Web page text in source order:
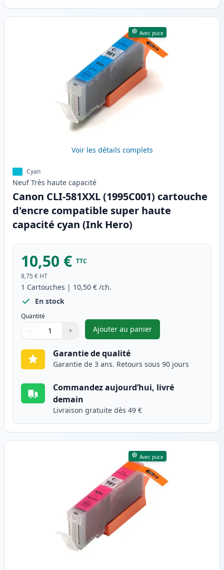
Avec puce
Voir les détails complets
Cyan
Neuf Très haute capacité
Canon CLI-581XXL (1995C001) cartouche
d'encre compatible super haute
capacité cyan (Ink Hero)
10,50 € TTC
8,75 € HT
1 Cartouches | 10,50 € /ch.
En stock
Quantité
Quantité
Utilisez les boutons pour ajuster
− +
Quantité
Ajouter au panier
,Canon CLI-581XXL
Garantie de qualité
Garantie de 3 ans. Retours sous 90 jours
Commandez aujourd’hui, livré
demain
Livraison gratuite dès 49 €
Avec puce